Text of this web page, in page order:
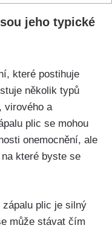
jeho typické
které postihuje
několik typů
virového a
plic se mohou
onemocnění, ale
které byste se
plic je silný
⁣může stávat čím